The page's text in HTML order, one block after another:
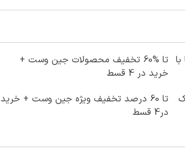
تا %60 تخفیف محصولات جین وست +
خرید در 4 قسط
تا 60 درصد تخفیف ویژه جین وست + خرید
در4 قسط